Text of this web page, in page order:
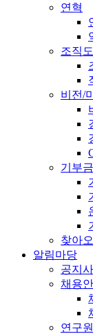
연혁
조직도
비전/
기부
찾아
알림마당
공지
채용
연구